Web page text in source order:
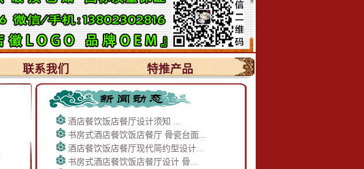
联系我们 特推产品
酒店餐饮饭店餐厅设计须知 ...
书房式酒店餐饮饭店餐厅 骨瓷台面...
酒店餐饮饭店餐厅现代简约型设计...
书房式酒店餐饮饭店餐厅设计 骨...